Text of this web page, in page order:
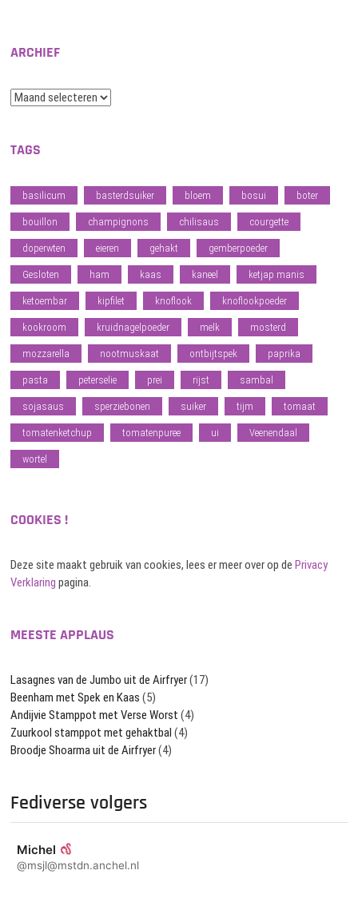
ARCHIEF
Archief
TAGS
basilicum basterdsuiker bloem bosui boter
bouillon champignons chilisaus courgette
doperwten eieren gehakt gemberpoeder
Gesloten ham kaas kaneel ketjap manis
ketoembar kipfilet knoflook knoflookpoeder
kookroom kruidnagelpoeder melk mosterd
mozzarella nootmuskaat ontbijtspek paprika
pasta peterselie prei rijst sambal
sojasaus sperziebonen suiker tijm tomaat
tomatenketchup tomatenpuree ui Veenendaal
wortel
COOKIES !
Deze site maakt gebruik van cookies, lees er meer over op dePrivacy
Verklaring pagina.
MEESTE APPLAUS
Lasagnes van de Jumbo uit de Airfryer(17)
Beenham met Spek en Kaas (5)
Andijvie Stamppot met Verse Worst (4)
Zuurkool stamppot met gehaktbal (4)
Broodje Shoarma uit de Airfryer(4)
Fediverse volgers
Michel
@msjl@mstdn.anchel.nl